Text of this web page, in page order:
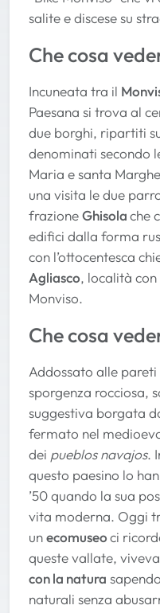
salite e discese su
Che cosa
Incuneata tra il
Paesana si trova al
due borghi, ripartiti
denominati secondo
Maria e santa
una visita le due
frazioneGhisolache
edifici dalla forma
con l’ottocentesca
Agliasco, località con
Monviso.
Che cosa
Addossato alle
sporgenza rocciosa,
suggestiva borgata
fermato nel
dei pueblos navajos.
questo paesino lo
’50 quando la sua
vita moderna. Oggi
unecomuseoci
queste vallate,
con la natura
naturali senza